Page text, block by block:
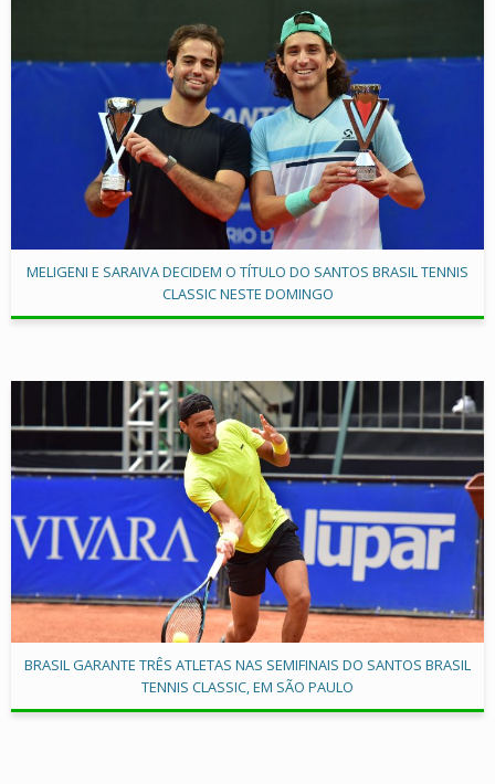
MELIGENI E SARAIVA DECIDEM O TÍTULO DO SANTOS BRASIL TENNIS
CLASSIC NESTE DOMINGO
BRASIL GARANTE TRÊS ATLETAS NAS SEMIFINAIS DO SANTOS BRASIL
TENNIS CLASSIC, EM SÃO PAULO